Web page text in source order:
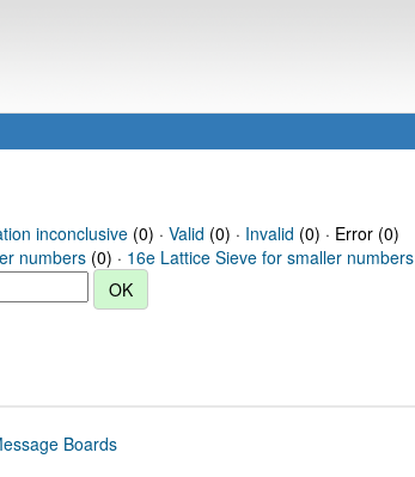
inconclusive(0) · Valid (0) · Invalid (0) · Error (0)
numbers (0) · 16e Lattice Sieve for smaller numbers
Boards